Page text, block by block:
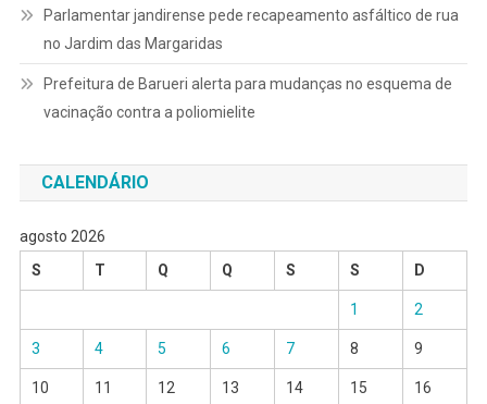
Parlamentar jandirense pede recapeamento asfáltico de rua
no Jardim das Margaridas
Prefeitura de Barueri alerta para mudanças no esquema de
vacinação contra a poliomielite
CALENDÁRIO
agosto 2026
S
T Q Q S S D
1 2
3 4 5 6 7 8 9
10 11 12 13 14 15 16